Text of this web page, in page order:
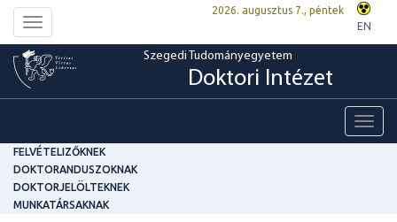
Toggle
navigation
2026. augusztus 7., péntek
EN
Szegedi Tudományegyetem
Doktori Intézet
FELVÉTELIZŐKNEK
DOKTORANDUSZOKNAK
DOKTORJELÖLTEKNEK
MUNKATÁRSAKNAK